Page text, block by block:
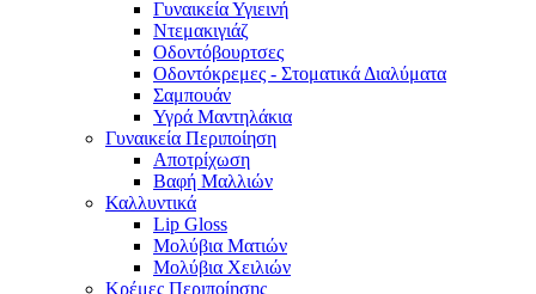
Γυναικεία Υγιεινή
Ντεμακιγιάζ
Οδοντόβουρτσες
Οδοντόκρεμες - Στοματικά Διαλύματα
Σαμπουάν
Υγρά Μαντηλάκια
Γυναικεία Περιποίηση
Αποτρίχωση
Βαφή Μαλλιών
Καλλυντικά
Lip Gloss
Μολύβια Ματιών
Μολύβια Χειλιών
Κρέμες Περιποίησης